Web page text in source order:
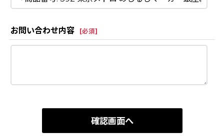
お問い合わせ内容 [必須]
確認画面へ